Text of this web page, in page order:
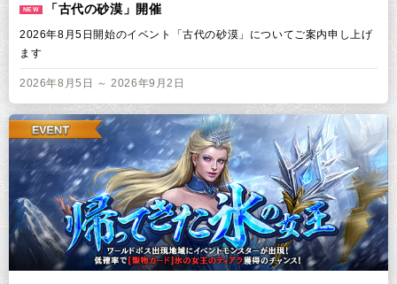
NEW 「古代の砂漠」開催
2026年8月5日開始のイベント「古代の砂漠」についてご案内申し上げ
ます
2026年8月5日 ～ 2026年9月2日